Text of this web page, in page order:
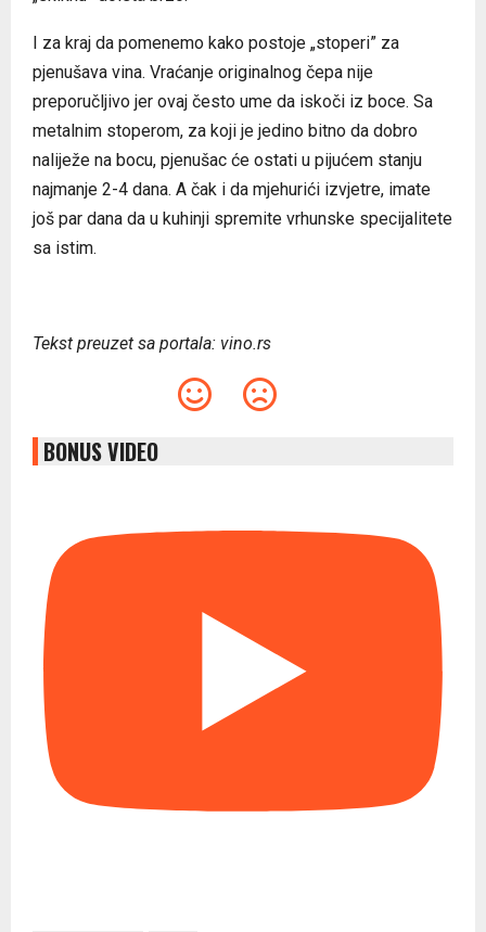
I za kraj da pomenemo kako postoje „stoperi” za
pjenušava vina. Vraćanje originalnog čepa nije
preporučljivo jer ovaj često ume da iskoči iz boce. Sa
metalnim stoperom, za koji je jedino bitno da dobro
naliježe na bocu, pjenušac će ostati u pijućem stanju
najmanje 2-4 dana. A čak i da mjehurići izvjetre, imate
još par dana da u kuhinji spremite vrhunske specijalitete
sa istim.
Tekst preuzet sa portala: vino.rs
BONUS VIDEO